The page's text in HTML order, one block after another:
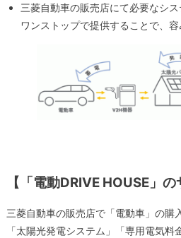
三菱自動車の販売店にて必要なシス
ワンストップで提供することで、容
【「電動DRIVE HOUSE」の
三菱自動車の販売店で「電動車」の購
「太陽光発電システム」「専用電気